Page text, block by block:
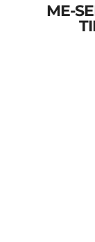
ME-